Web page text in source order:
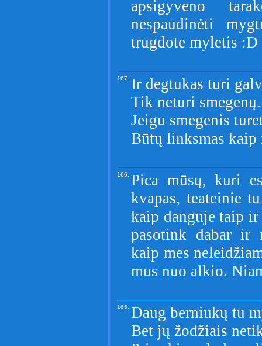
apsigyveno
nespaudinėti
trugdote myletis :D
167. Ir degtukas turi
Tik neturi smegenų.
Jeigu smegenis
Būtų linksmas
166. Pica mūsų, kuri
kvapas, teateinie
kaip danguje taip
pasotink dabar ir
kaip mes
mus nuo alkio.
165. Daug berniukų tu
Bet jų žodžiais